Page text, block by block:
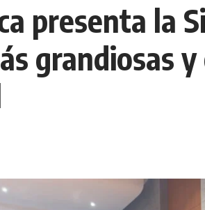
presenta la
grandiosas